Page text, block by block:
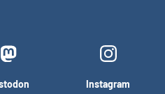
Instagram